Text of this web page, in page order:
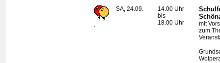
.
SA, 24.09.
14.00 Uhr
bis
18.00 Uhr
mit
zum